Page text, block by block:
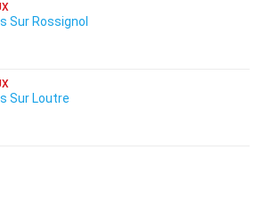
Sur Rossignol
Sur Loutre